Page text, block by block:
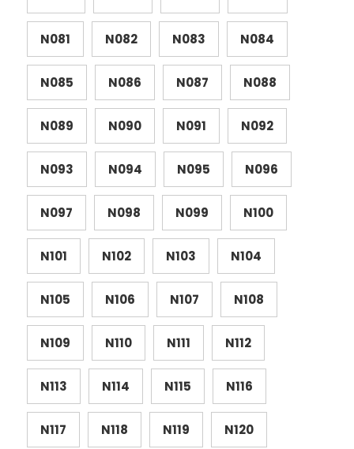
N081 N082 N083 N084
N085 N086 N087 N088
N089 N090 N091 N092
N093 N094 N095 N096
N097 N098 N099 N100
N101 N102 N103 N104
N105 N106 N107 N108
N109 N110 N111 N112
N113 N114 N115 N116
N117 N118 N119 N120